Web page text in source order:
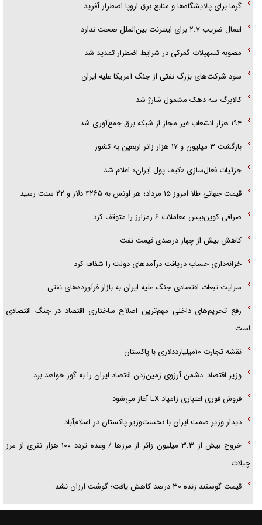
گزارش «جوان» از قوانین سخت‌گیرانه ۶ قاره در برابر یورش به پاسگاه‌های
پلیس
تحلیل ابعاد پیام رهبر انقلاب به حزب‌الله/ مقاومت نقشه راه آینده غرب آسیا
گرما برای پالایشگاه‌ها و منابع برق اروپا اضطرار آفرید
اعمال ضریب ۲.۷ برای اینترنت بین‌الملل صحت ندارد
مصوبه تسهیلات گمرکی در شرایط اضطرار تمدید شد
سود شرکت‌های بزرگ نفتی از جنگ آمریکا علیه ایران
کالابرگ سه دهک مشمول شارژ شد
۱۹۴ هزار انشعاب غیر مجاز از شبکه برق جمع‌آوری شد
بازگشت ۳ میلیون و ۱۷ هزار زائر اربعین به کشور
جزئیات فعال‌سازی «کیف پول ایران» اعلام شد
قیمت جهانی طلا امروز ۱۵ مرداد؛ هر اونس به ۴۲۶۵ دلار و ۲۲ سنت رسید
صرافی کوین‌بیس معاملات ۶ رمزارز را متوقف کرد
کاهش بیش از چهار درصدی قیمت نفت
خزانه‌داری حساب دریافت درآمد‌های دولت را شفاف کرد
سرایت تبعات اقتصادی جنگ علیه ایران به بازار فرآورده‌های نفتی
رفع تحریم‌های داخلی مهم‌ترین اصلاح ساختاری اقتصاد در جنگ اقتصادی
است
نقشه تجارت ۱۰میلیارددلاری با پاکستان
وزیر اقتصاد: دشمن آرزوی زمین‌زدن اقتصاد ایران را به گور خواهد برد
فروش فوری اعتباری زامیاد EX آغاز می‌شود
دیدار وزیر صمت ایران با نخست‌وزیر پاکستان در اسلام‌آباد
خروج بیش از ۳.۳ میلیون زائر از مرز‌ها / وعده تردد ۱۰۰ هزار نفری از مرز
چیلات
قیمت گوسفند زنده ۳۰ درصد کاهش یافت؛ گوشت ارزان نشد